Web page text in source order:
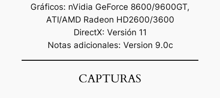
Gráficos: nVidia GeForce 8600/9600GT,
ATI/AMD Radeon HD2600/3600
DirectX: Versión 11
Notas adicionales: Version 9.0c
CAPTURAS